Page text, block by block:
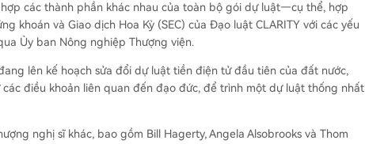
các thành phần khác nhau của toàn bộ gói dự luật—cụ thể, hợp
khoán và Giao dịch Hoa Kỳ (SEC) của Đạo luật CLARITY với các yếu
Ủy ban Nông nghiệp Thượng viện.
lên kế hoạch sửa đổi dự luật tiền điện tử đầu tiên của đất nước,
điều khoản liên quan đến đạo đức, để trình một dự luật thống nhất
nghị sĩ khác, bao gồm Bill Hagerty, Angela Alsobrooks và Thom